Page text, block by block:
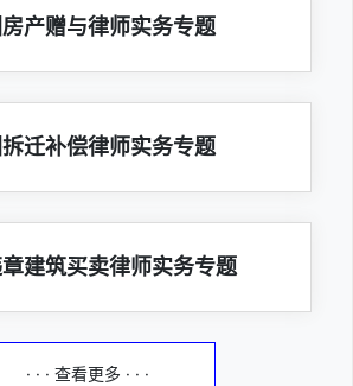
产赠与律师实务专题
迁补偿律师实务专题
建筑买卖律师实务专题
· · · 查看更多 · · ·